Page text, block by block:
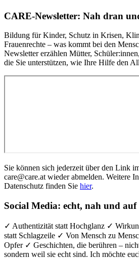
CARE-Newsletter: Nah dran
Bildung für Kinder, Schutz in Krisen,
Frauenrechte – was kommt bei den
Newsletter erzählen Mütter,
die Sie unterstützen, wie Ihre Hilfe den
Sie können sich jederzeit über den Link
care@care.at wieder abmelden. Weitere
Datenschutz finden Sie hier.
Social Media: echt, nah und
✓ Authentizität statt Hochglanz ✓
statt Schlagzeile ✓ Von Mensch zu
Opfer ✓ Geschichten, die berühren –
sondern weil sie echt sind. Ich möchte